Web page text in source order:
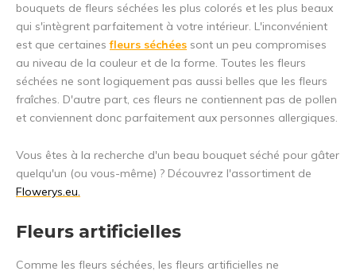
bouquets de fleurs séchées les plus colorés et les plus beaux
qui s'intègrent parfaitement à votre intérieur. L'inconvénient
est que certainesfleurs séchées sont un peu compromises
au niveau de la couleur et de la forme. Toutes les fleurs
séchées ne sont logiquement pas aussi belles que les fleurs
fraîches. D'autre part, ces fleurs ne contiennent pas de pollen
et conviennent donc parfaitement aux personnes allergiques.
Vous êtes à la recherche d'un beau bouquet séché pour gâter
quelqu'un (ou vous-même) ? Découvrez l'assortiment de
Flowerys.eu.
Fleurs artificielles
Comme les fleurs séchées, les fleurs artificielles ne